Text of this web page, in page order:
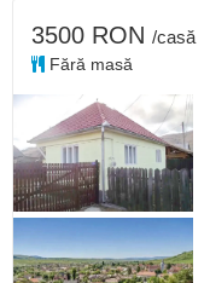
3500 RON /casă
Fără masă